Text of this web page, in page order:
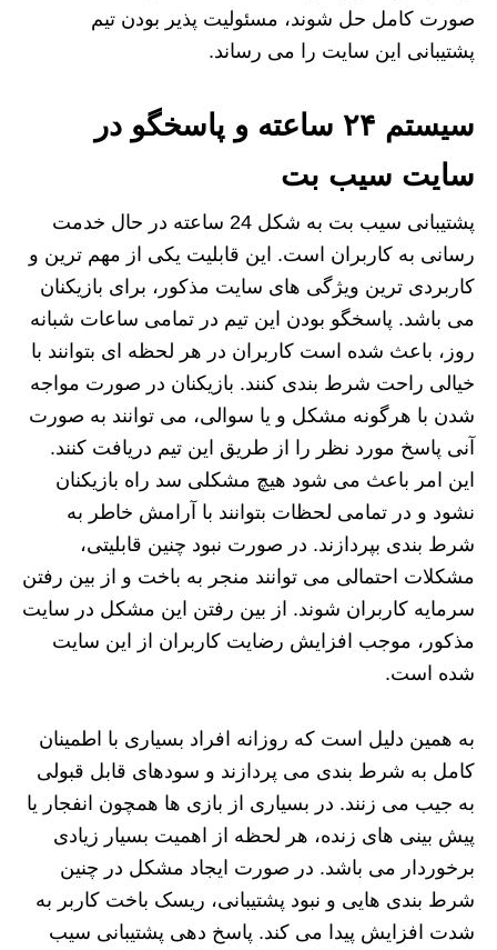
صورت کامل حل شوند، مسئولیت پذیر بودن تیم
پشتیبانی این سایت را می رساند.
سیستم ۲۴ ساعته و پاسخگو در
سایت سیب بت
پشتیبانی سیب بت به شکل 24 ساعته در حال خدمت
رسانی به کاربران است. این قابلیت یکی از مهم ترین و
کاربردی ترین ویژگی های سایت مذکور، برای بازیکنان
می باشد. پاسخگو بودن این تیم در تمامی ساعات شبانه
روز، باعث شده است کاربران در هر لحظه ای بتوانند با
خیالی راحت شرط بندی کنند. بازیکنان در صورت مواجه
شدن با هرگونه مشکل و یا سوالی، می توانند به صورت
آنی پاسخ مورد نظر را از طریق این تیم دریافت کنند.
این امر باعث می شود هیچ مشکلی سد راه بازیکنان
نشود و در تمامی لحظات بتوانند با آرامش خاطر به
شرط بندی بپردازند. در صورت نبود چنین قابلیتی،
مشکلات احتمالی می توانند منجر به باخت و از بین رفتن
سرمایه کاربران شوند. از بین رفتن این مشکل در سایت
مذکور، موجب افزایش رضایت کاربران از این سایت
شده است.
به همین دلیل است که روزانه افراد بسیاری با اطمینان
کامل به شرط بندی می پردازند و سودهای قابل قبولی
به جیب می زنند. در بسیاری از بازی ها همچون انفجار یا
پیش بینی های زنده، هر لحظه از اهمیت بسیار زیادی
برخوردار می باشد. در صورت ایجاد مشکل در چنین
شرط بندی هایی و نبود پشتیبانی، ریسک باخت کاربر به
شدت افزایش پیدا می کند. پاسخ دهی پشتیبانی سیب